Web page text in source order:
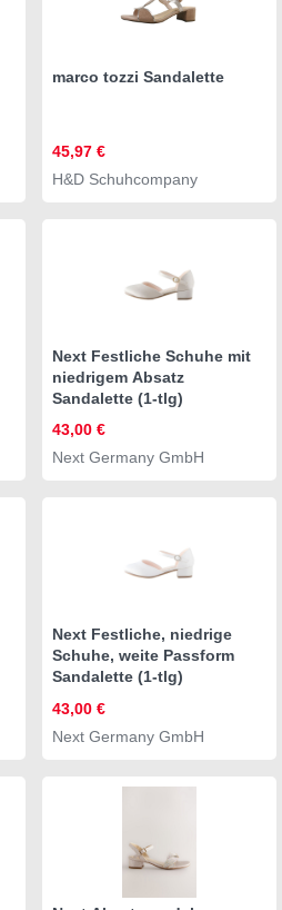
marco tozzi Sandalette
45,97 €
H&D Schuhcompany
Next Festliche Schuhe mit
niedrigem Absatz
Sandalette (1-tlg)
43,00 €
Next Germany GmbH
Next Festliche, niedrige
Schuhe, weite Passform
Sandalette (1-tlg)
43,00 €
Next Germany GmbH